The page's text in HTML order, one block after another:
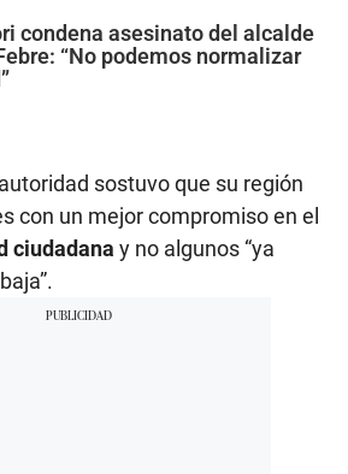
condena asesinato del alcalde
“No podemos normalizar
sostuvo que su región
con un mejor compromiso en el
ciudadana y no algunos “ya